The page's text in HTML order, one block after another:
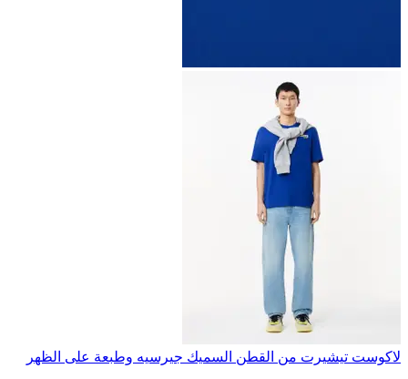
لاكوست تيشيرت من القطن السميك جيرسيه وطبعة على الظهر